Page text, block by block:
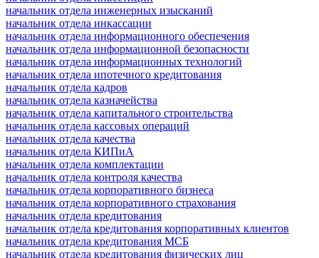
начальник отдела инженерных изысканий
начальник отдела инкассации
начальник отдела информационного обеспечения
начальник отдела информационной безопасности
начальник отдела информационных технологий
начальник отдела ипотечного кредитования
начальник отдела кадров
начальник отдела казначейства
начальник отдела капитального строительства
начальник отдела кассовых операций
начальник отдела качества
начальник отдела КИПиА
начальник отдела комплектации
начальник отдела контроля качества
начальник отдела корпоративного бизнеса
начальник отдела корпоративного страхования
начальник отдела кредитования
начальник отдела кредитования корпоративных клиентов
начальник отдела кредитования МСБ
начальник отдела кредитования физических лиц